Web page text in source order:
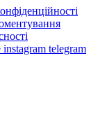
instagram telegram